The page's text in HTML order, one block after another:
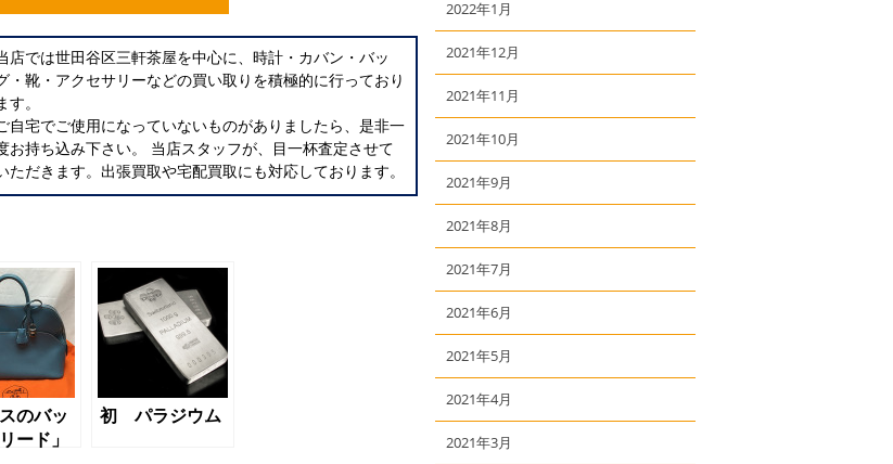
店では世田谷区三軒茶屋を中心に、時計・カバン・バッ
・靴・アクセサリーなどの買い取りを積極的に行っており
す。
自宅でご使用になっていないものがありましたら、是非一
お持ち込み下さい。 当店スタッフが、目一杯査定させて
ただきます。出張買取や宅配買取にも対応しております。
のバッ
ード」
初 パラジウム
2022年1月
2021年12月
2021年11月
2021年10月
2021年9月
2021年8月
2021年7月
2021年6月
2021年5月
2021年4月
2021年3月